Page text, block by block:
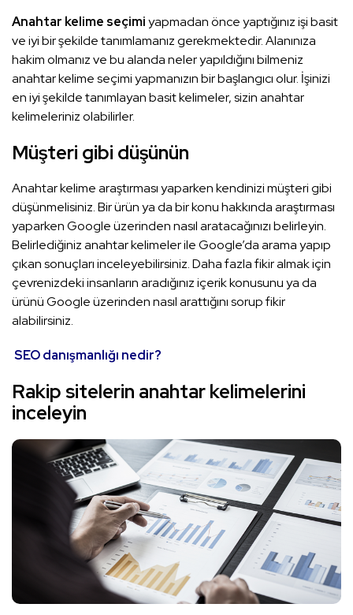
Anahtar kelime seçimiyapmadan önce yaptığınız işi basit
ve iyi bir şekilde tanımlamanız gerekmektedir. Alanınıza
hakim olmanız ve bu alanda neler yapıldığını bilmeniz
anahtar kelime seçimi yapmanızın bir başlangıcı olur. İşinizi
en iyi şekilde tanımlayan basit kelimeler, sizin anahtar
kelimeleriniz olabilirler.
Müşteri gibi düşünün
Anahtar kelime araştırması yaparken kendinizi müşteri gibi
düşünmelisiniz. Bir ürün ya da bir konu hakkında araştırması
yaparken Google üzerinden nasıl aratacağınızı belirleyin.
Belirlediğiniz anahtar kelimeler ile Google’da arama yapıp
çıkan sonuçları inceleyebilirsiniz. Daha fazla fikir almak için
çevrenizdeki insanların aradığınız içerik konusunu ya da
ürünü Google üzerinden nasıl arattığını sorup fikir
alabilirsiniz.
SEO danışmanlığı nedir?
Rakip sitelerin anahtar kelimelerini
inceleyin